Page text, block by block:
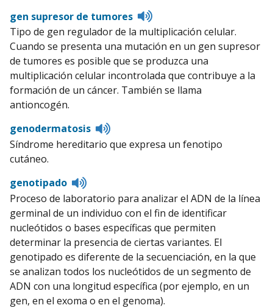
gen supresor de tumores
Listen
to
pronunciation
Tipo de gen regulador de la multiplicación celular.
Cuando se presenta una mutación en un gen supresor
de tumores es posible que se produzca una
multiplicación celular incontrolada que contribuye a la
formación de un cáncer. También se llama
antioncogén.
genodermatosis
Listen
pronunciation
Síndrome hereditario que expresa un fenotipo
cutáneo.
genotipado
Listen
to
pronunciation
Proceso de laboratorio para analizar el ADN de la línea
germinal de un individuo con el fin de identificar
nucleótidos o bases específicas que permiten
determinar la presencia de ciertas variantes. El
genotipado es diferente de la secuenciación, en la que
se analizan todos los nucleótidos de un segmento de
ADN con una longitud específica (por ejemplo, en un
gen, en el exoma o en el genoma).